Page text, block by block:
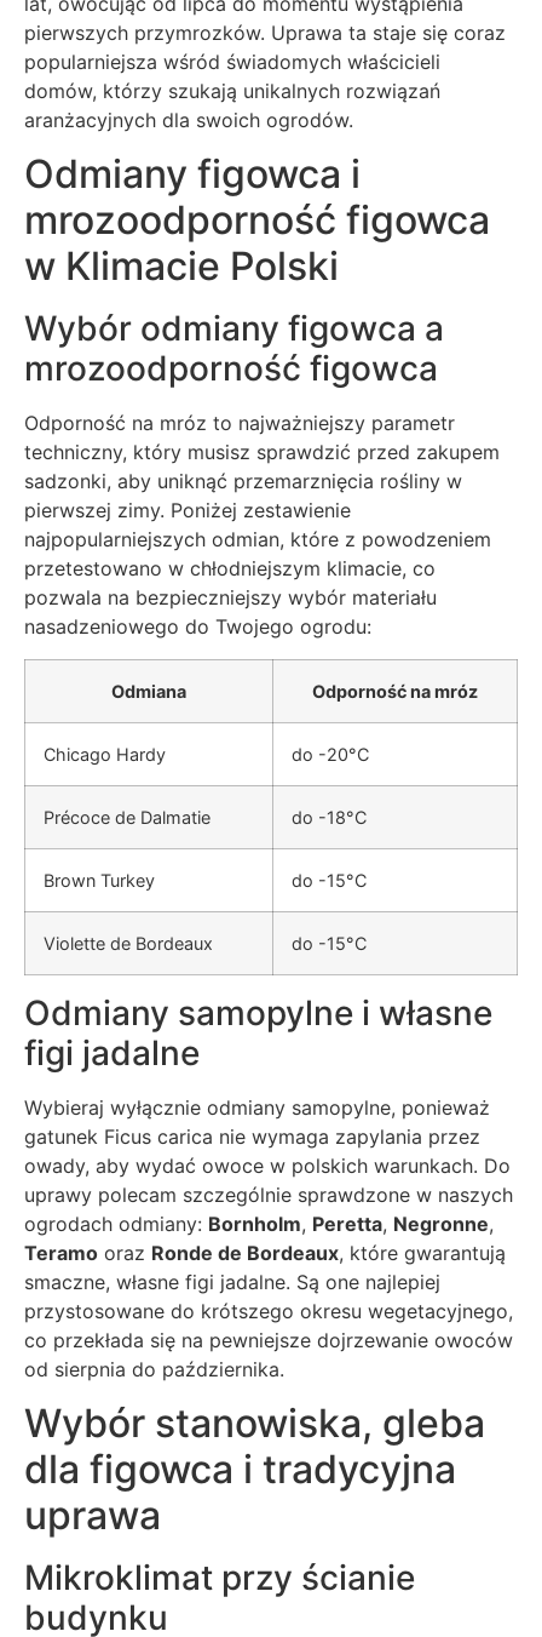
pierwszych przymrozków. Uprawa ta staje się coraz
popularniejsza wśród świadomych właścicieli
domów, którzy szukają unikalnych rozwiązań
aranżacyjnych dla swoich ogrodów.
Odmiany figowca i
mrozoodporność figowca
w Klimacie Polski
Wybór odmiany figowca a
mrozoodporność figowca
Odporność na mróz to najważniejszy parametr
techniczny, który musisz sprawdzić przed zakupem
sadzonki, aby uniknąć przemarznięcia rośliny w
pierwszej zimy. Poniżej zestawienie
najpopularniejszych odmian, które z powodzeniem
przetestowano w chłodniejszym klimacie, co
pozwala na bezpieczniejszy wybór materiału
nasadzeniowego do Twojego ogrodu:
Odmiana Odporność na mróz
Chicago Hardy do -20°C
Précoce de Dalmatie do -18°C
Brown Turkey do -15°C
Violette de Bordeaux do -15°C
Odmiany samopylne i własne
figi jadalne
Wybieraj wyłącznie odmiany samopylne, ponieważ
gatunek Ficus carica nie wymaga zapylania przez
owady, aby wydać owoce w polskich warunkach. Do
uprawy polecam szczególnie sprawdzone w naszych
ogrodach odmiany: Bornholm, Peretta, Negronne,
Teramo oraz Ronde de Bordeaux, które gwarantują
smaczne, własne figi jadalne. Są one najlepiej
przystosowane do krótszego okresu wegetacyjnego,
co przekłada się na pewniejsze dojrzewanie owoców
od sierpnia do października.
Wybór stanowiska, gleba
dla figowca i tradycyjna
uprawa
Mikroklimat przy ścianie
budynku